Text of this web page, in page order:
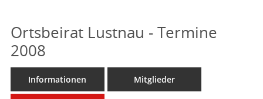
Ortsbeirat Lustnau - Termine
2008
Informationen Mitglieder